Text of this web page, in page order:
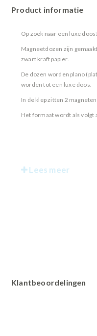
Product informatie
Op zoek naar een luxe
Magneetdozen zijn
zwart kraft papier.
De dozen worden plano
worden tot een luxe doos.
In de klep zitten 2
Het formaat wordt als volgt
Lees meer
Klantbeoordelingen